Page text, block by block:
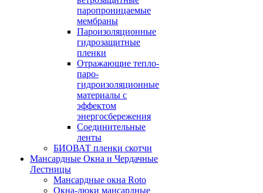
паропроницаемые
мембраны
Пароизоляционные
гидрозащитные
пленки
Отражающие тепло-
паро-
гидроизоляционные
материалы с
эффектом
энергосбережения
Соединительные
ленты
БИОВАТ пленки скотчи
Мансардные Окна и Чердачные
Лестницы
Мансардные окна Roto
Окна-люки мансардные